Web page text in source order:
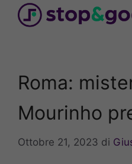
contenuto
Roma:
Mourinho
Ottobre 21, 2023 di